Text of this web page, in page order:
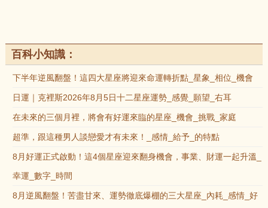
百科小知識：
下半年逆風翻盤！這四大星座將迎來命運轉折點_星象_相位_機會
日運｜克裡斯2026年8月5日十二星座運勢_感覺_願望_右耳
在未來的三個月裡，將會有好運來臨的星座_機會_挑戰_家庭
超準，跟這種男人談戀愛才有未來！_感情_給予_的特點
8月好運正式啟動！這4個星座迎來翻身機會，事業、財運一起升溫_
幸運_數字_時間
8月逆風翻盤！苦盡甘來、運勢徹底爆棚的三大星座_內耗_感情_好